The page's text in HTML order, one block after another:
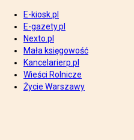
E-kiosk.pl
E-gazety.pl
Nexto.pl
Mała księgowość
Kancelarierp.pl
Wieści Rolnicze
Życie Warszawy